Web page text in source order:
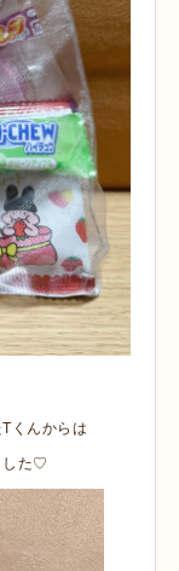
くんからは
した♡